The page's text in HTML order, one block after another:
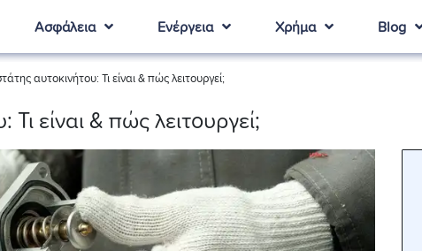
Ασφάλεια Ενέργεια Χρήμα Blog
αυτοκινήτου: Τι είναι & πώς λειτουργεί;
είναι & πώς λειτουργεί;